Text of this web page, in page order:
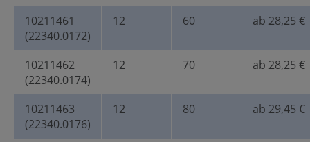
10211461
(22340.0172)
12 60 ab 28,25 €
10211462
(22340.0174)
12 70 ab 28,25 €
10211463
(22340.0176)
12 80 ab 29,45 €